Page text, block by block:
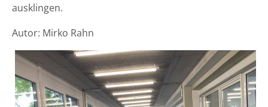
ausklingen.
Autor: Mirko Rahn